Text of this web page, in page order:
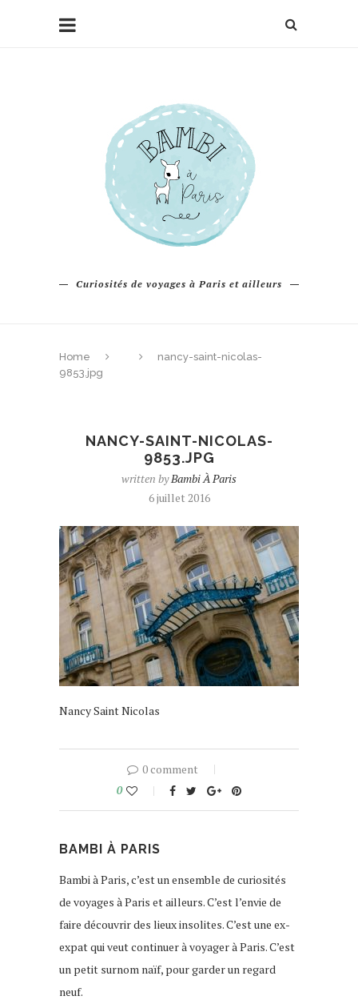
Curiosités de voyages à Paris et ailleurs
Home
nancy-saint-nicolas-
9853.jpg
NANCY-SAINT-NICOLAS-
9853.JPG
written byBambi À Paris
6 juillet 2016
Nancy Saint Nicolas
0 comment
0
BAMBI À PARIS
Bambi à Paris, c’est un ensemble de curiosités
de voyages à Paris et ailleurs. C’est l’envie de
faire découvrir des lieux insolites. C’est une ex-
expat qui veut continuer à voyager à Paris. C’est
un petit surnom naïf, pour garder un regard
neuf.